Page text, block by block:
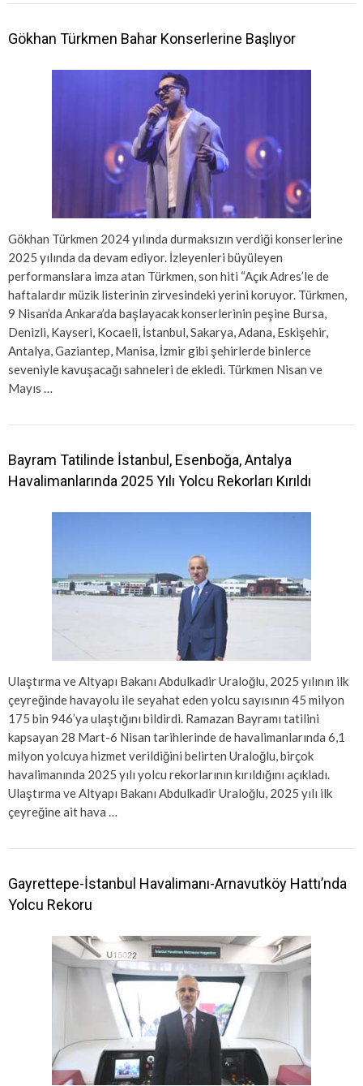
Gökhan Türkmen Bahar Konserlerine Başlıyor
Gökhan Türkmen 2024 yılında durmaksızın verdiği konserlerine
2025 yılında da devam ediyor. İzleyenleri büyüleyen
performanslara imza atan Türkmen, son hiti “Açık Adres’le de
haftalardır müzik listerinin zirvesindeki yerini koruyor. Türkmen,
9 Nisan’da Ankara’da başlayacak konserlerinin peşine Bursa,
Denizli, Kayseri, Kocaeli, İstanbul, Sakarya, Adana, Eskişehir,
Antalya, Gaziantep, Manisa, İzmir gibi şehirlerde binlerce
seveniyle kavuşacağı sahneleri de ekledi. Türkmen Nisan ve
Mayıs …
Bayram Tatilinde İstanbul, Esenboğa, Antalya
Havalimanlarında 2025 Yılı Yolcu Rekorları Kırıldı
Ulaştırma ve Altyapı Bakanı Abdulkadir Uraloğlu, 2025 yılının ilk
çeyreğinde havayolu ile seyahat eden yolcu sayısının 45 milyon
175 bin 946’ya ulaştığını bildirdi. Ramazan Bayramı tatilini
kapsayan 28 Mart-6 Nisan tarihlerinde de havalimanlarında 6,1
milyon yolcuya hizmet verildiğini belirten Uraloğlu, birçok
havalimanında 2025 yılı yolcu rekorlarının kırıldığını açıkladı.
Ulaştırma ve Altyapı Bakanı Abdulkadir Uraloğlu, 2025 yılı ilk
çeyreğine ait hava …
Gayrettepe-İstanbul Havalimanı-Arnavutköy Hattı’nda
Yolcu Rekoru